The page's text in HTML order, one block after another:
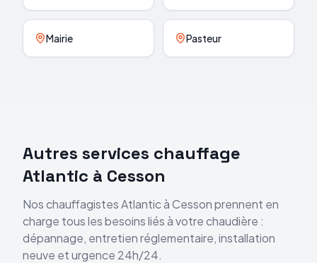
Mairie Pasteur
Autres services chauffage
Atlantic à Cesson
Nos chauffagistesAtlanticàCessonprennent en
charge tous les besoins liés à votre chaudière :
dépannage, entretien réglementaire, installation
neuve et urgence 24h/24.